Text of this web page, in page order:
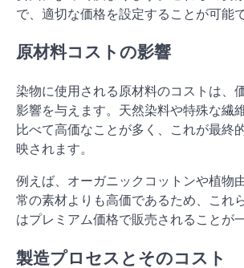
で、適切な価格を設定することが可能で
原材料コストの影響
染物に使用される原材料のコストは、
影響を与えます。天然染料や特殊な繊
比べて高価なことが多く、これが最終
映されます。
例えば、オーガニックコットンや植物
常の素材よりも高価であるため、これ
はプレミアム価格で販売されることが
製造プロセスとそのコスト